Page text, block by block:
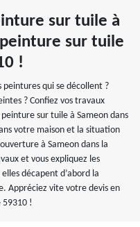
sur tuile à
sur tuile
!
peintures qui se décollent ?
? Confiez vos travaux
sur tuile à Sameon dans
votre maison et la situation
à Sameon dans la
et vous expliquez les
décapent d’abord la
Appréciez vite votre devis en
59310 !